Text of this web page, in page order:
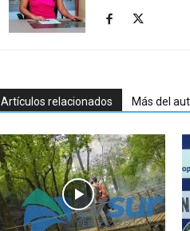
Artículos relacionados Más del